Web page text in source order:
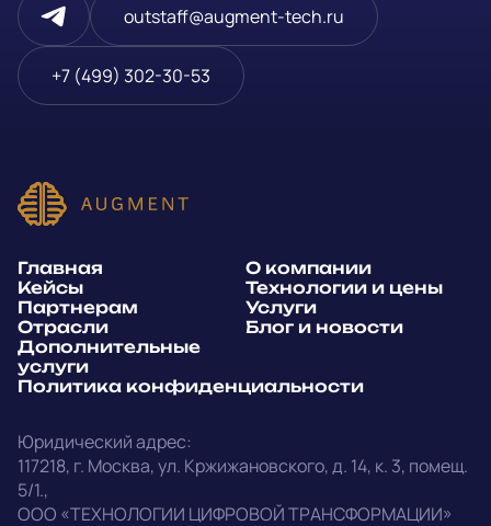
Написать в Telegram
outstaff@augment-tech.ru
Отрасли
Блог и новости
Политика
конфиденциальности
outstaff@augment-tech.ru
+7 (499) 302-30-53
Юридический адрес:
117218, г. Москва,ул. Кржижановского, д. 14, к. 3, помещ.
5/1.,
ООО «ТЕХНОЛОГИИ ЦИФРОВОЙ ТРАНСФОРМАЦИИ»
Главная
О компании
Кейсы
Технологии и цены
Партнерам
Услуги
Отрасли
Блог и новости
Дополнительные
услуги
Политика конфиденциальности
Телефон*
E-mail
Telegram
WhatsApp
E-mail
Позвонить
Напишите, какие специалисты, в каком количестве и как
срочно нужны на ваш проект
Прикрепить файл